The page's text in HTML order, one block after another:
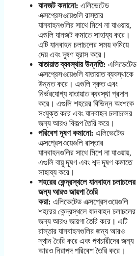
যানজট কমানো: এলিভেটেড
এক্সপ্রেসওয়েগুলি রাস্তার
যানবাহনগুলির সাথে মিশে না যাওয়ায়,
এগুলি যানজট কমাতে সাহায্য করে।
এটি যানবাহন চলাচলের সময় কমিয়ে
দেয় এবং দূষণ হ্রাস করে।
যাতায়াত ব্যবস্থার উন্নতি: এলিভেটেড
এক্সপ্রেসওয়েগুলি যাতায়াত ব্যবস্থাকে
উন্নত করে। এগুলি দ্রুত এবং
নির্ভরযোগ্য যাতায়াত ব্যবস্থা প্রদান
করে। এগুলি শহরের বিভিন্ন অংশকে
সংযুক্ত করে এবং যানবাহন চলাচলের
জন্য আরও বিকল্প তৈরি করে।
পরিবেশ দূষণ কমানো: এলিভেটেড
এক্সপ্রেসওয়েগুলি রাস্তার
যানবাহনগুলির সাথে মিশে না যাওয়ায়,
এগুলি বায়ু দূষণ এবং শব্দ দূষণ কমাতে
সাহায্য করে।
শহরের কেন্দ্রস্থলে যানবাহন চলাচলের
জন্য আরও জায়গা তৈরি
করা: এলিভেটেড এক্সপ্রেসওয়েগুলি
শহরের কেন্দ্রস্থলে যানবাহন চলাচলের
জন্য আরও জায়গা তৈরি করে। এটি
রাস্তার যানবাহনগুলির জন্য আরও
স্থান তৈরি করে এবং পথচারীদের জন্য
আরও নিরাপদ পরিবেশ তৈরি করে।